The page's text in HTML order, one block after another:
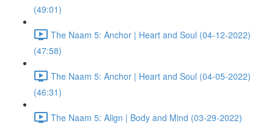
(49:01)
The Naam 5: Anchor | Heart and Soul (04-12-2022)
(47:58)
The Naam 5: Anchor | Heart and Soul (04-05-2022)
(46:31)
The Naam 5: Align | Body and Mind (03-29-2022)